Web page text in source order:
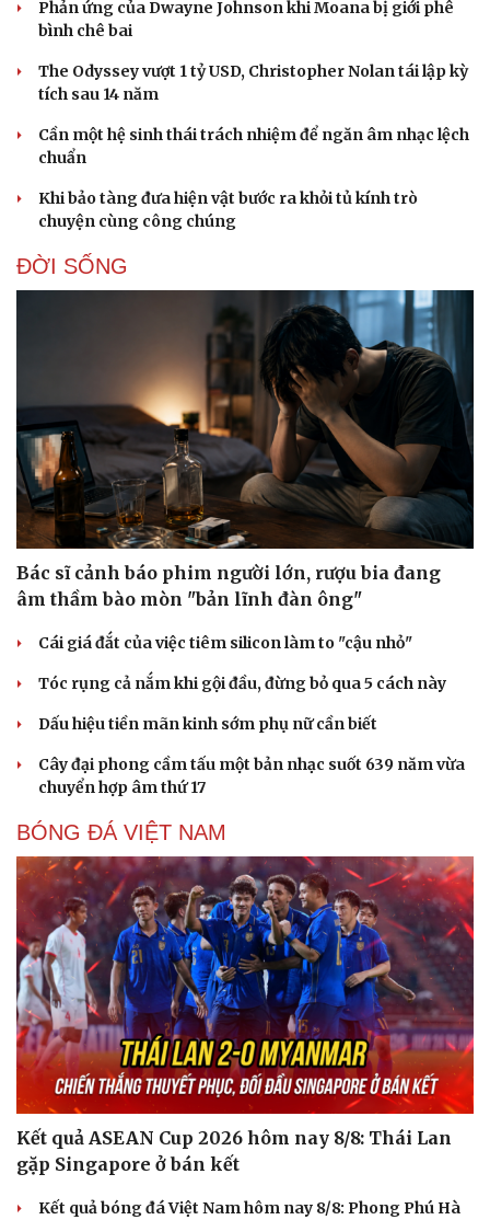
Thông tin doanh nghiệp
Doanh nhân
Vì cộng đồng
Trải nghiệm
Phản ứng của Dwayne Johnson khi Moana bị giới phê
bình chê bai
The Odyssey vượt 1 tỷ USD, Christopher Nolan tái lập kỳ
tích sau 14 năm
Cần một hệ sinh thái trách nhiệm để ngăn âm nhạc lệch
chuẩn
Khi bảo tàng đưa hiện vật bước ra khỏi tủ kính trò
chuyện cùng công chúng
ĐỜI SỐNG
Bác sĩ cảnh báo phim người lớn, rượu bia đang
âm thầm bào mòn "bản lĩnh đàn ông"
Cái giá đắt của việc tiêm silicon làm to "cậu nhỏ"
Tóc rụng cả nắm khi gội đầu, đừng bỏ qua 5 cách này
Dấu hiệu tiền mãn kinh sớm phụ nữ cần biết
Cây đại phong cầm tấu một bản nhạc suốt 639 năm vừa
chuyển hợp âm thứ 17
BÓNG ĐÁ VIỆT NAM
Kết quả ASEAN Cup 2026 hôm nay 8/8: Thái Lan
gặp Singapore ở bán kết
Kết quả bóng đá Việt Nam hôm nay 8/8: Phong Phú Hà